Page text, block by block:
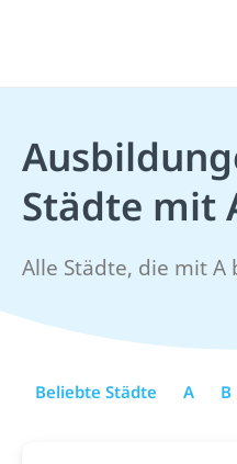
Städte mit
Alle Städte, die mit A
Beliebte Städte A B